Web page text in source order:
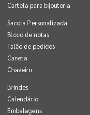
Cartela para bijouteria
Sacola Personalizada
Bloco de notas
Talão de pedidos
Caneta
Chaveiro
Brindes
Calendário
Embalagens